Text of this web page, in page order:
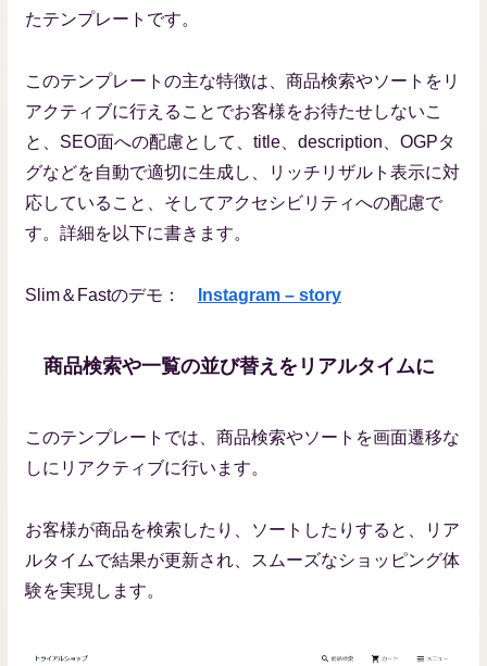
たテンプレートです。
このテンプレートの主な特徴は、商品検索やソートをリ
アクティブに行えることでお客様をお待たせしないこ
と、SEO面への配慮として、title、description、OGPタ
グなどを自動で適切に生成し、リッチリザルト表示に対
応していること、そしてアクセシビリティへの配慮で
す。詳細を以下に書きます。
Slim＆Fastのデモ： Instagram – story
商品検索や一覧の並び替えをリアルタイムに
このテンプレートでは、商品検索やソートを画面遷移な
しにリアクティブに行います。
お客様が商品を検索したり、ソートしたりすると、リア
ルタイムで結果が更新され、スムーズなショッピング体
験を実現します。